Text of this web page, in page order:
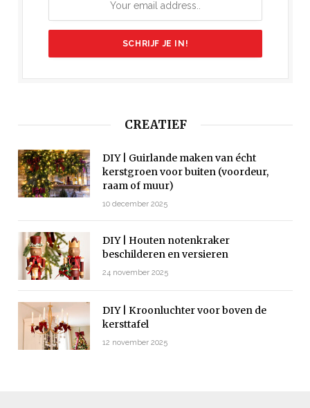
CREATIEF
DIY | Guirlande maken van écht
kerstgroen voor buiten (voordeur,
raam of muur)
10 december 2025
DIY | Houten notenkraker
beschilderen en versieren
24 november 2025
DIY | Kroonluchter voor boven de
kersttafel
12 november 2025